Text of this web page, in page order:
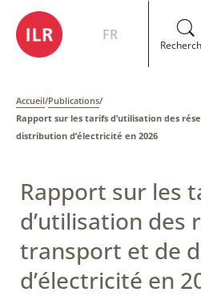
FR
Accueil/Publications/
Rapport sur les tarifs d’utilisation des
distribution d’électricité en 2026
Rapport sur les
d’utilisation des
transport et de
d’électricité en